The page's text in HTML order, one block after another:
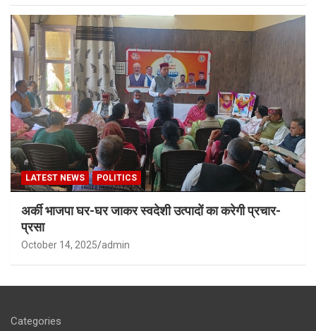
LATEST NEWS POLITICS
अर्की भाजपा घर-घर जाकर स्वदेशी उत्पादों का करेगी प्रचार-
प्रसा
October 14, 2025 admin
Categories